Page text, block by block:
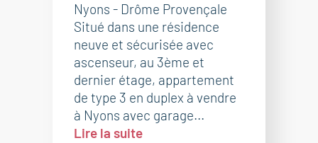
Nyons - Drôme Provençale
Situé dans une résidence
neuve et sécurisée avec
ascenseur, au 3ème et
dernier étage, appartement
de type 3 en duplex à vendre
à Nyons avec garage...
Lire la suite